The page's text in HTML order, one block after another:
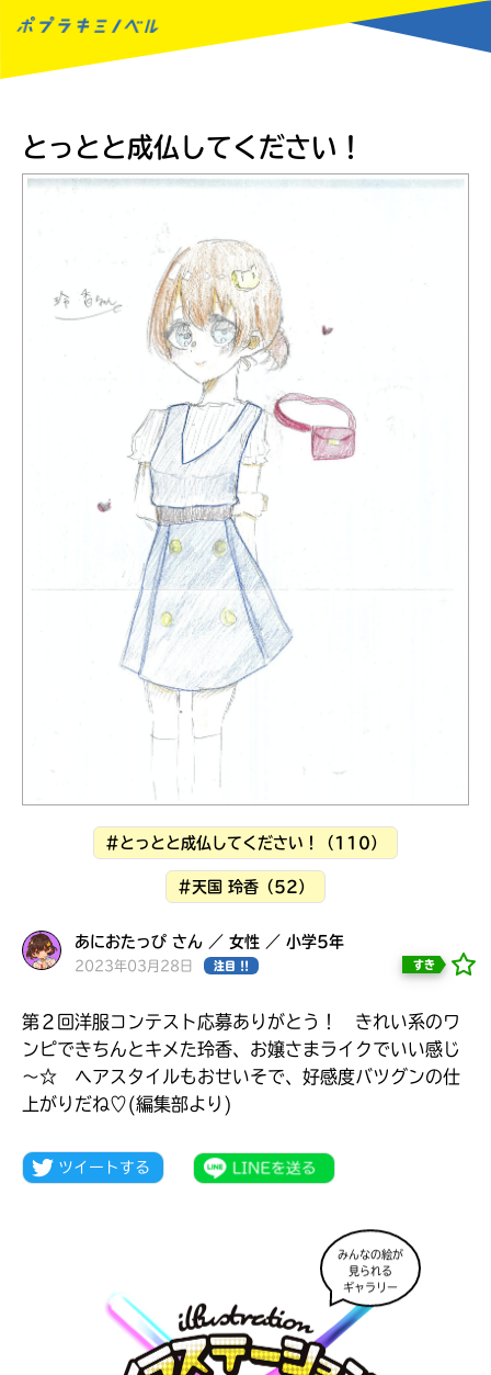
できる掲示板
大人気
シリーズに
とっとと成仏してください！
#とっとと成仏してください！（110）
#天国 玲香（52）
あにおたっぴ さん ／ 女性 ／ 小学5年
2023年03月28日 注目 !! すき
第２回洋服コンテスト応募ありがとう！ きれい系のワ
ンピできちんとキメた玲香、お嬢さまライクでいい感じ
～☆ ヘアスタイルもおせいそで、好感度バツグンの仕
上がりだね♡(編集部より)
みんなの絵が
見られる
ギャラリー